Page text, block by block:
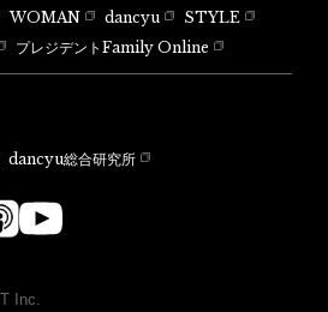
WOMAN dancyu
STYLE
プレジデントFamily Online
dancyu総合研究所
Inc.